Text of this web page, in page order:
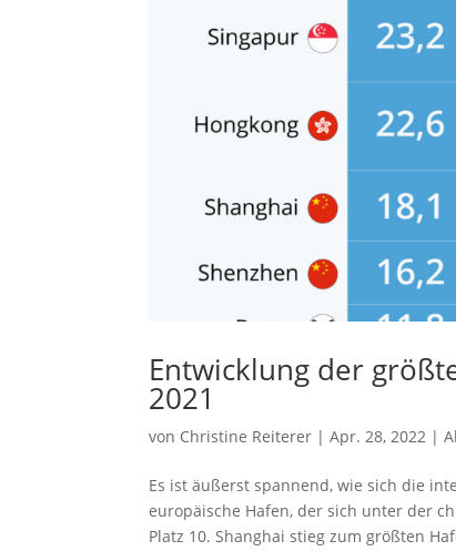
Entwicklung der
2021
von Christine Reiterer |Apr. 28, 2022 |
Es ist äußerst spannend, wie sich die
europäische Hafen, der sich unter der
Platz 10. Shanghai stieg zum größten